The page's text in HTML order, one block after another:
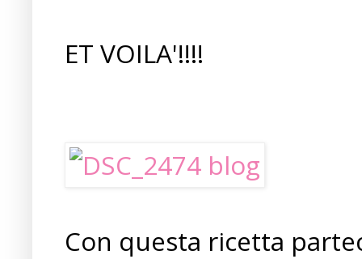
ET VOILA'!!!!
Con questa ricetta